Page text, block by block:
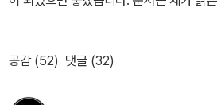
위해 배교하는 신부의 믿음을 말하는 소
정말 살아있다면 왜 침묵하는가' 라는 의문
드리고 신부는 절망과 고난의 매순간에 예
에 열렬한 구애를 받는 남자라는 묘한 비
일본에 유입되어 일본화되어 가는 과정에
다. 이 지도자를 통해 보여지는 모습이야말
하게 짚어냈다. 같은 책을 두 번 읽었어도
고 있어. 기도는 결코 그 고통을 덜어 주지
다. 예수는 당신이나 십자가에 매달리고 말
수의 생애>에서 예수는 죽음의 순간에 이
애 전체에 걸쳐 철저하게 고독한 존재다.
솔로몬의 영광이 재림한다는 대중의 열망
다. 하느님의 침묵과 주인공 로드리고 신
끊임없이 자신과 일본인 신자들에게 닥친
탄원을 하지만 돌아온 것은 침묵 뿐이다. 다
치지로의 배교(背敎)와 회개(悔改). 로드
리엄스의 책을 좋다고 소개하는 것이 옳은
연한 소감을 이야기하는 것 같아서 말이다.
위의 고양이>를 봐서 그런지 여태 읽은 줄
공감 (52) 댓글 (32)